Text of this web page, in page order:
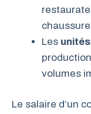
Les
volumes
Le salaire d’un